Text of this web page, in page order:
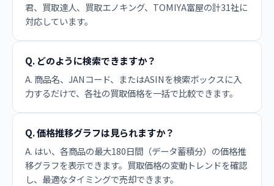
君、買取達人、買取エノキング、TOMIYA富屋の計31社に
対応しています。
Q. どのように検索できますか？
A. 商品名、JANコード、またはASINを検索ボックスに入
力するだけで、各社の買取価格を一括で比較できます。
Q. 価格推移グラフは見られますか？
A. はい、各商品の最大180日間（データ蓄積分）の価格推
移グラフを表示できます。買取価格の変動トレンドを確認
し、最適なタイミングで売却できます。